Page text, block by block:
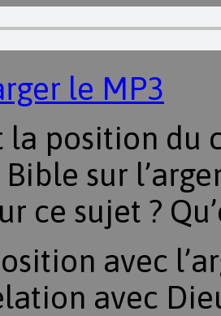
le MP3
la position du
sur
ce sujet ?
avec
avec